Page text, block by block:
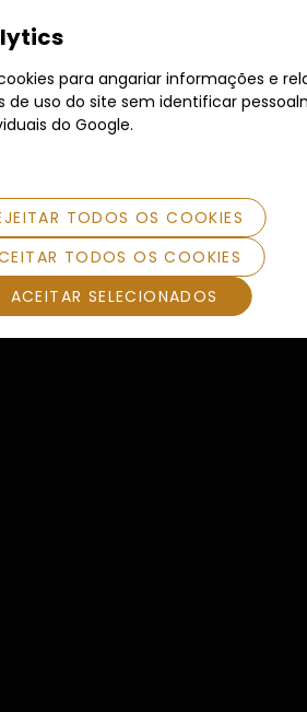
para angariar informações e
de uso do site sem identificar
do Google.
TODOS OS COOKIES
TODOS OS COOKIES
ACEITAR SELECIONADOS